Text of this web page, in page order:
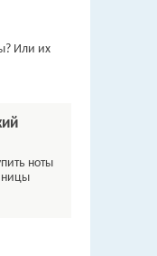
Или их
ноты